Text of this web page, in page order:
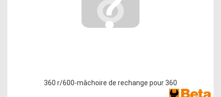
360 r/600-mâchoire de rechange pour 360